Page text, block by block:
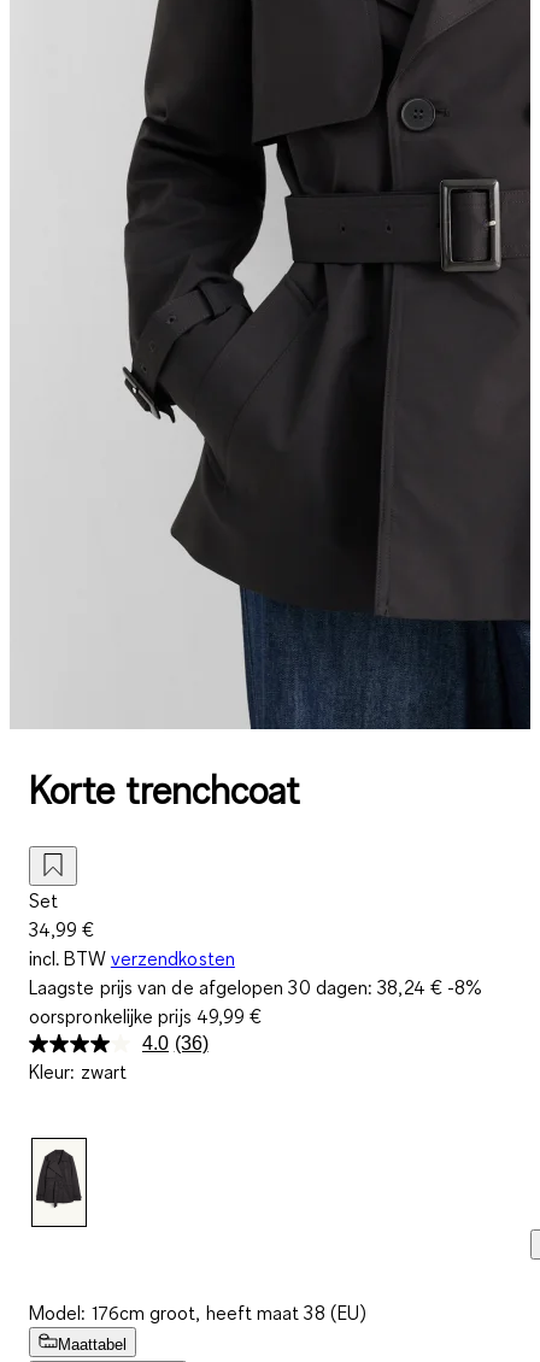
Korte trenchcoat
Set
34,99 €
incl. BTW verzendkosten
Laagste prijs van de afgelopen 30 dagen:38,24 €-8%
oorspronkelijke prijs 49,99 €
4.0 Lees
(36)
Kleur: zwart
Model: 176cm groot, heeft maat 38 (EU)
Maattabel